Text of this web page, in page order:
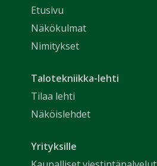
Etusivu
Näkökulmat
Nimitykset
Talotekniikka-lehti
Tilaa lehti
Näköislehdet
Yrityksille